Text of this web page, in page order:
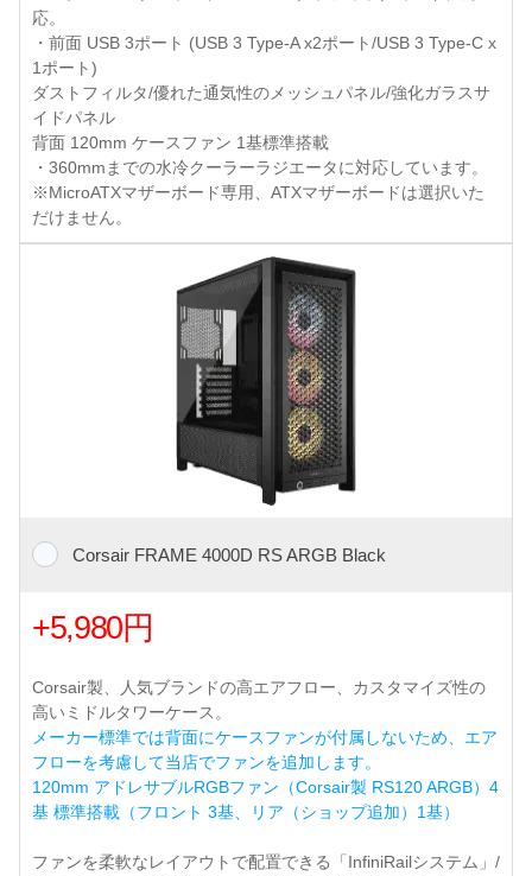
応。
・前面 USB 3ポート (USB 3 Type-A x2ポート/USB 3 Type-C x
1ポート)
ダストフィルタ/優れた通気性のメッシュパネル/強化ガラスサ
イドパネル
背面 120mm ケースファン 1基標準搭載
・360mmまでの水冷クーラーラジエータに対応しています。
※MicroATXマザーボード専用、ATXマザーボードは選択いた
だけません。
Corsair FRAME 4000D RS ARGB Black
+5,980円
Corsair製、人気ブランドの高エアフロー、カスタマイズ性の
高いミドルタワーケース。
メーカー標準では背面にケースファンが付属しないため、エア
フローを考慮して当店でファンを追加します。
120mm アドレサブルRGBファン（Corsair製 RS120 ARGB）4
基 標準搭載（フロント 3基、リア（ショップ追加）1基）
ファンを柔軟なレイアウトで配置できる「InfiniRailシステム」/